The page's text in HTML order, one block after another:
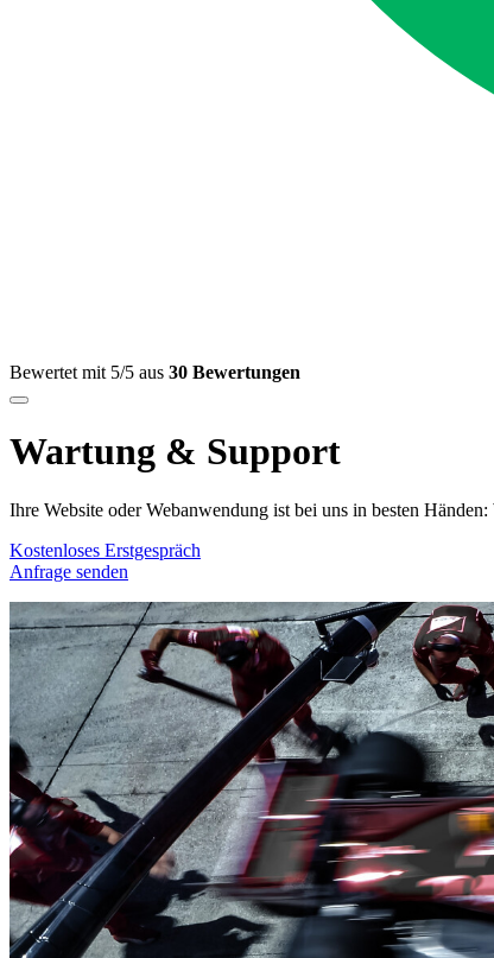
Bewertet mit 5/5 aus 30 Bewertungen
Wartung & Support
Ihre Website oder Webanwendung ist bei uns in besten
Kostenloses Erstgespräch
Anfrage senden